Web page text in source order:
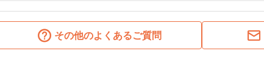
その他のよくあるご質問